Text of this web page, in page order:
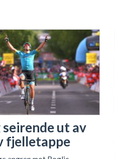
seirende ut av
fjelletappe